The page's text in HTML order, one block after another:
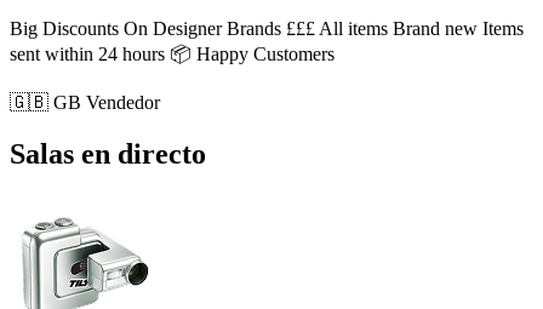
Big Discounts On Designer Brands £££ All items Brand new Items
sent within 24 hours 📦 Happy Customers
🇬🇧 GB Vendedor
Salas en directo